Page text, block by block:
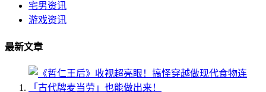
宅男资讯
游戏资讯
最新文章